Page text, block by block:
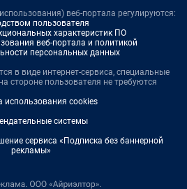
веб-портала регулируются:
пользователя
характеристик ПО
веб-портала и политикой
персональных данных
в виде интернет-сервиса, специальные
стороне пользователя не требуются
использования cookies
системы
сервиса «Подписка без баннерной
рекламы»